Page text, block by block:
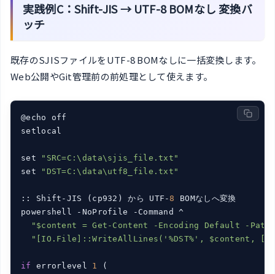
実践例C：Shift-JIS → UTF-8 BOMなし 変換バ
ッチ
既存のSJISファイルをUTF-8 BOMなしに一括変換します。
Web公開やGit管理前の前処理として使えます。
@echo off
setlocal
set
"SRC=C:\data\sjis_file.txt"
set
"DST=C:\data\utf8_file.txt"
:: Shift-JIS (cp932) から UTF-8
BOMなしへ変換
powershell -NoProfile -Command ^
"$content = Get-Content -Encoding Default -Path
"[IO.File]::WriteAllLines('%DST%', $content,
if errorlevel 1
(